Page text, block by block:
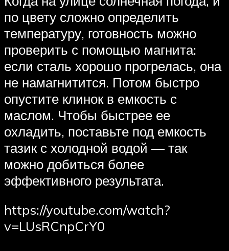
по цвету сложно определить
температуру, готовность можно
проверить с помощью магнита:
если сталь хорошо прогрелась, она
не намагнитится. Потом быстро
опустите клинок в емкость с
маслом. Чтобы быстрее ее
охладить, поставьте под емкость
тазик с холодной водой — так
можно добиться более
эффективного результата.
https://youtube.com/watch?
v=LUsRCnpCrY0